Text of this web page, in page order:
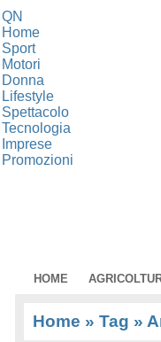
QN
Home
Sport
Motori
Donna
Lifestyle
Spettacolo
Tecnologia
Imprese
Promozioni
HOME
Home » Tag »